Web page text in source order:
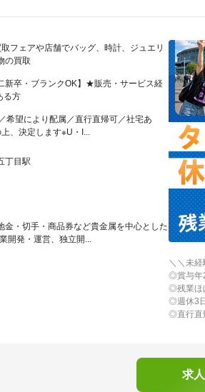
フェアや店舗でバッグ、時計、ジュエリ
の買取
新卒・ブランクOK】★販売・サービス経
る方
希望により配属／直行直帰可／社宅あ
、決定します※U・I...
丁目駅
金・切手・商品券など貴金属を中心とした
開発・運営、独立開...
＼＼未
◎賞与年
◎残業ほ
◎週休3
◎直行直
求